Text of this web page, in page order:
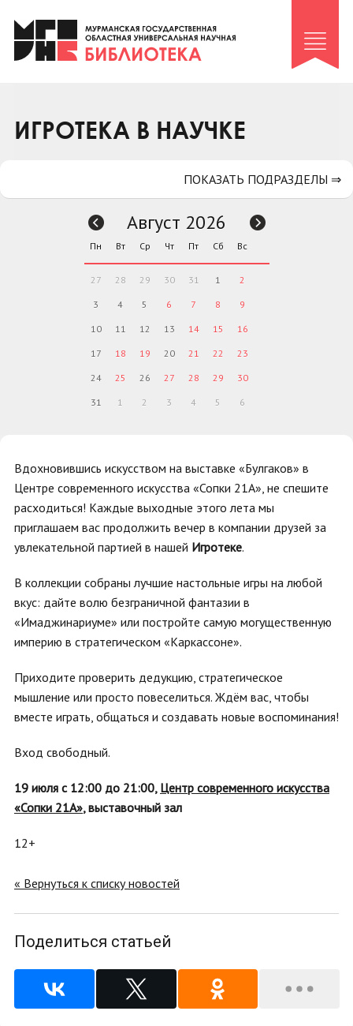
Клуб «Гиря и сельдерей»
Клуб «Семейный архив»
Коллегам
ИГРОТЕКА В НАУЧКЕ
Вдохновившись искусством на выставке «Булгаков» в
Центре современного искусства «Сопки 21А», не спешите
расходиться! Каждые выходные этого лета мы
приглашаем вас продолжить вечер в компании друзей за
увлекательной партией в нашей Игротеке.
В коллекции собраны лучшие настольные игры на любой
вкус: дайте волю безграничной фантазии в
«Имаджинариуме» или постройте самую могущественную
империю в стратегическом «Каркассоне».
Приходите проверить дедукцию, стратегическое
мышление или просто повеселиться. Ждём вас, чтобы
вместе играть, общаться и создавать новые воспоминания!
Вход свободный.
19 июля с 12:00 до 21:00, Центр современного искусства
«Сопки 21А», выставочный зал
12+
« Вернуться к списку новостей
Поделиться статьей
ПОКАЗАТЬ ПОДРАЗДЕЛЫ ⇒
Август 2026
Пн Вт Ср Чт Пт Сб Вс
27 28 29 30 31 1 2
3 4 5 6 7 8 9
10 11 12 13 14 15 16
17 18 19 20 21 22 23
24 25 26 27 28 29 30
31 1 2 3 4 5 6